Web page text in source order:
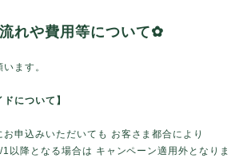
れや費用等について✿
ます。
ドについて】
込みいただいても お客さま都合により
となる場合は キャンペーン適用外となりま